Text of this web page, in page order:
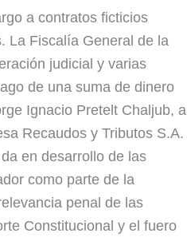
a contratos ficticios
La Fiscalía General de la
judicial y varias
de una suma de dinero
Ignacio Pretelt Chaljub, a
Recaudos y Tributos S.A.
en desarrollo de las
como parte de la
penal de las
Constitucional y el fuero